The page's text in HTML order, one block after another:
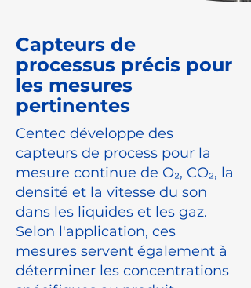
Capteurs de
processus précis pour
les mesures
pertinentes
Centec développe des
capteurs de process pour la
mesure continue de O₂, CO₂, la
densité et la vitesse du son
dans les liquides et les gaz.
Selon l'application, ces
mesures servent également à
déterminer les concentrations